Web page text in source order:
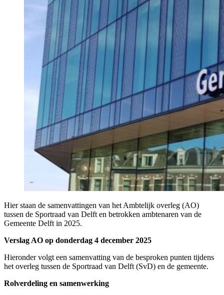
Hier staan de samenvattingen van het Ambtelijk overleg (AO)
tussen de Sportraad van Delft en betrokken ambtenaren van de
Gemeente Delft in 2025.
Verslag AO op donderdag 4 december 2025
Hieronder volgt een samenvatting van de besproken punten tijdens
het overleg tussen de Sportraad van Delft (SvD) en de gemeente.
Rolverdeling en samenwerking